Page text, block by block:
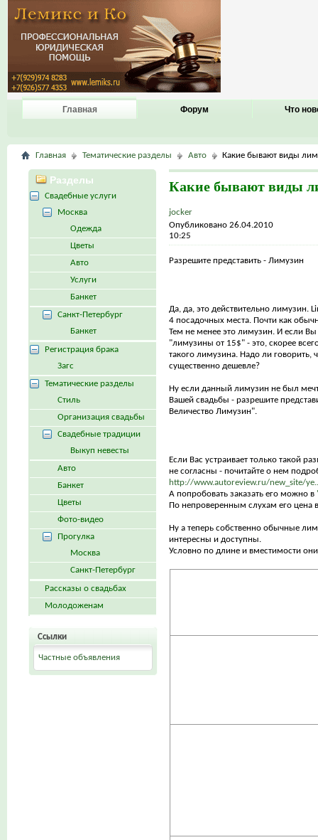
Главная Форум Что
Главная Тематические разделы Авто Какие бывают виды
Какие бывают виды
jocker
Опубликовано 26.04.2010
10:25
Разрешите представить - Лимузин
Да, да, это действительно лимузин.
4 посадочных места. Почти как
Тем не менее это лимузин. И если Вы
"лимузины от 15$" - это, скорее
такого лимузина. Надо ли говорить,
существенно дешевле?
Ну если данный лимузин не был
Вашей свадьбы - разрешите
Величество Лимузин".
Если Вас устраивает только такой
не согласны - почитайте о нем
http://www.autoreview.ru/new_site/
А попробовать заказать его можно в
По непроверенным слухам его цена
Ну а теперь собственно обычные
интересны и доступны.
Условно по длине и вместимости они
Разделы
Свадебные услуги
Москва
Одежда
Цветы
Авто
Услуги
Банкет
Санкт-Петербург
Банкет
Регистрация брака
Загс
Тематические разделы
Стиль
Организация свадьбы
Свадебные традиции
Выкуп невесты
Авто
Банкет
Цветы
Фото-видео
Прогулка
Москва
Санкт-Петербург
Рассказы о свадьбах
Молодоженам
Ссылки
Частные объявления